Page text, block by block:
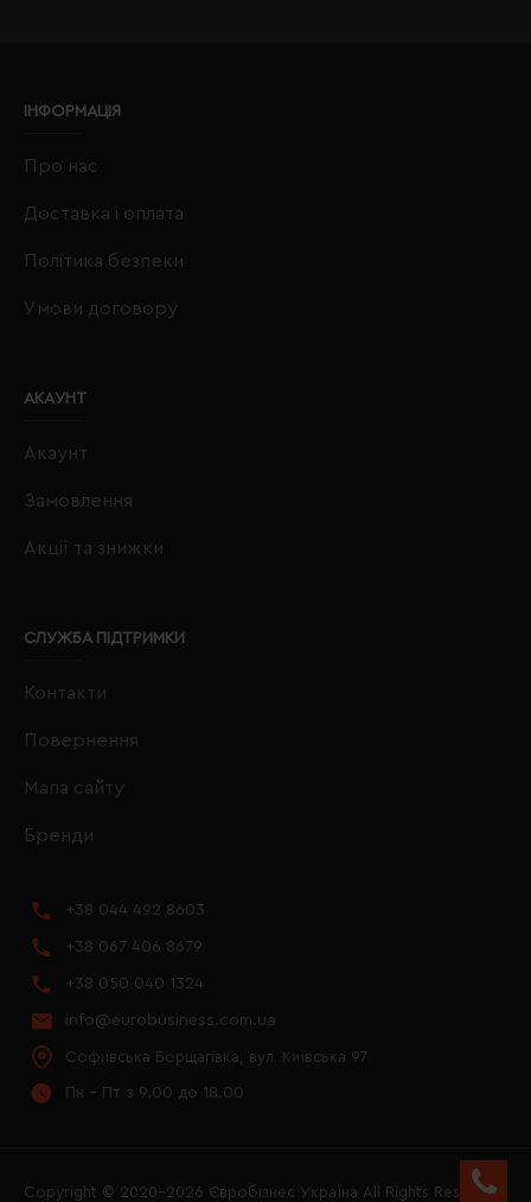
ІНФОРМАЦІЯ
Про нас
Доставка і оплата
Політика безпеки
Умови договору
АКАУНТ
Акаунт
Замовлення
Акції та знижки
СЛУЖБА ПІДТРИМКИ
Контакти
Повернення
Мапа сайту
Бренди
+38 044 492 8603
+38 067 406 8679
+38 050 040 1324
info@eurobusiness.com.ua
Софіївська Борщагівка, вул. Київська 97
Пн - Пт з 9.00 до 18.00
Copyright © 2020–2026 Євробізнес Україна All Rights Reserved